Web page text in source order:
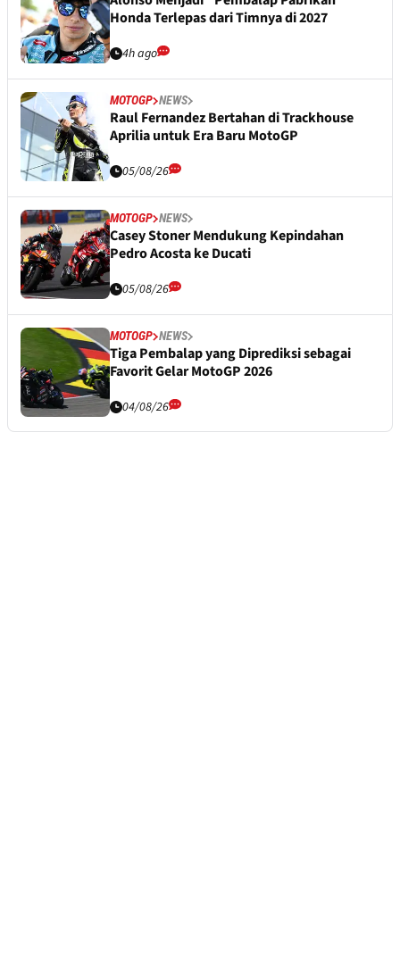
Honda Terlepas dari Timnya di 2027
4h ago
MOTOGP NEWS
Raul Fernandez Bertahan di Trackhouse
Aprilia untuk Era Baru MotoGP
05/08/26
MOTOGP NEWS
Casey Stoner Mendukung Kepindahan
Pedro Acosta ke Ducati
05/08/26
MOTOGP NEWS
Tiga Pembalap yang Diprediksi sebagai
Favorit Gelar MotoGP 2026
04/08/26